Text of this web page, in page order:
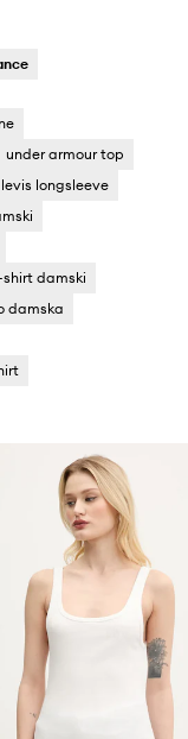
under armour top
levis longsleeve
damski
damska